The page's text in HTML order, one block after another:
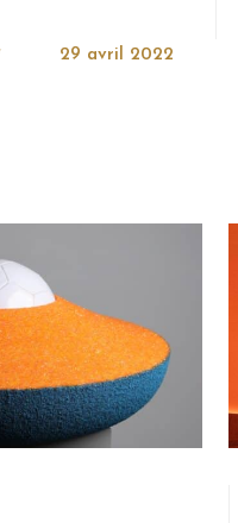
29 avril 2022